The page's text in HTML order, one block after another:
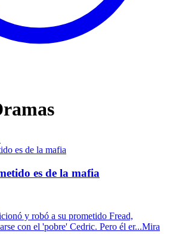
es de la mafia
y robó a su prometido Fread,
con el 'pobre' Cedric. Pero él er...Mira